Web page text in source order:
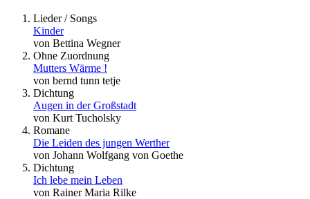
Lieder / Songs
Kinder
von Bettina Wegner
Ohne Zuordnung
Mutters Wärme !
von bernd tunn tetje
Dichtung
Augen in der Großstadt
von Kurt Tucholsky
Romane
Die Leiden des jungen Werther
von Johann Wolfgang von Goethe
Dichtung
Ich lebe mein Leben
von Rainer Maria Rilke